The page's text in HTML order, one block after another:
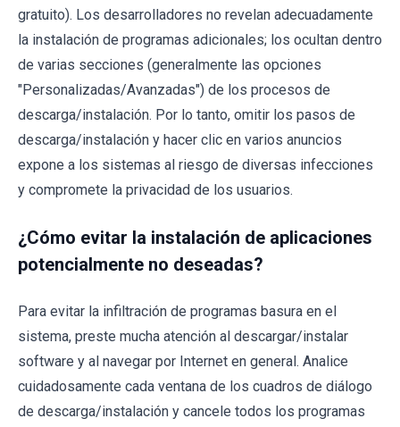
gratuito). Los desarrolladores no revelan adecuadamente
la instalación de programas adicionales; los ocultan dentro
de varias secciones (generalmente las opciones
"Personalizadas/Avanzadas") de los procesos de
descarga/instalación. Por lo tanto, omitir los pasos de
descarga/instalación y hacer clic en varios anuncios
expone a los sistemas al riesgo de diversas infecciones
y compromete la privacidad de los usuarios.
¿Cómo evitar la instalación de aplicaciones
potencialmente no deseadas?
Para evitar la infiltración de programas basura en el
sistema, preste mucha atención al descargar/instalar
software y al navegar por Internet en general. Analice
cuidadosamente cada ventana de los cuadros de diálogo
de descarga/instalación y cancele todos los programas